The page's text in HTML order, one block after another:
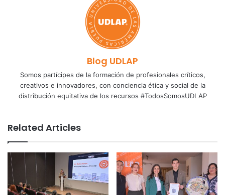
Blog UDLAP
Somos partícipes de la formación de profesionales críticos,
creativos e innovadores, con conciencia ética y social de la
distribución equitativa de los recursos #TodosSomosUDLAP
Related Articles